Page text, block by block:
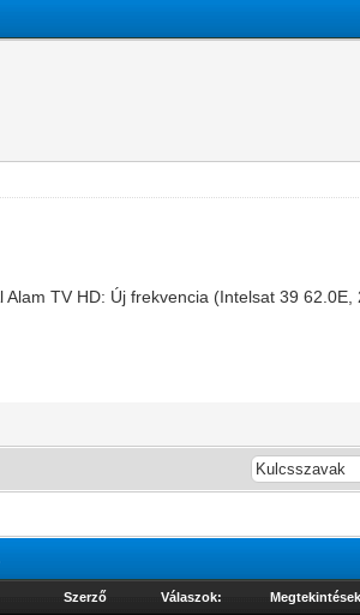
TV HD: Új frekvencia (Intelsat 39
Szerző Válaszok: